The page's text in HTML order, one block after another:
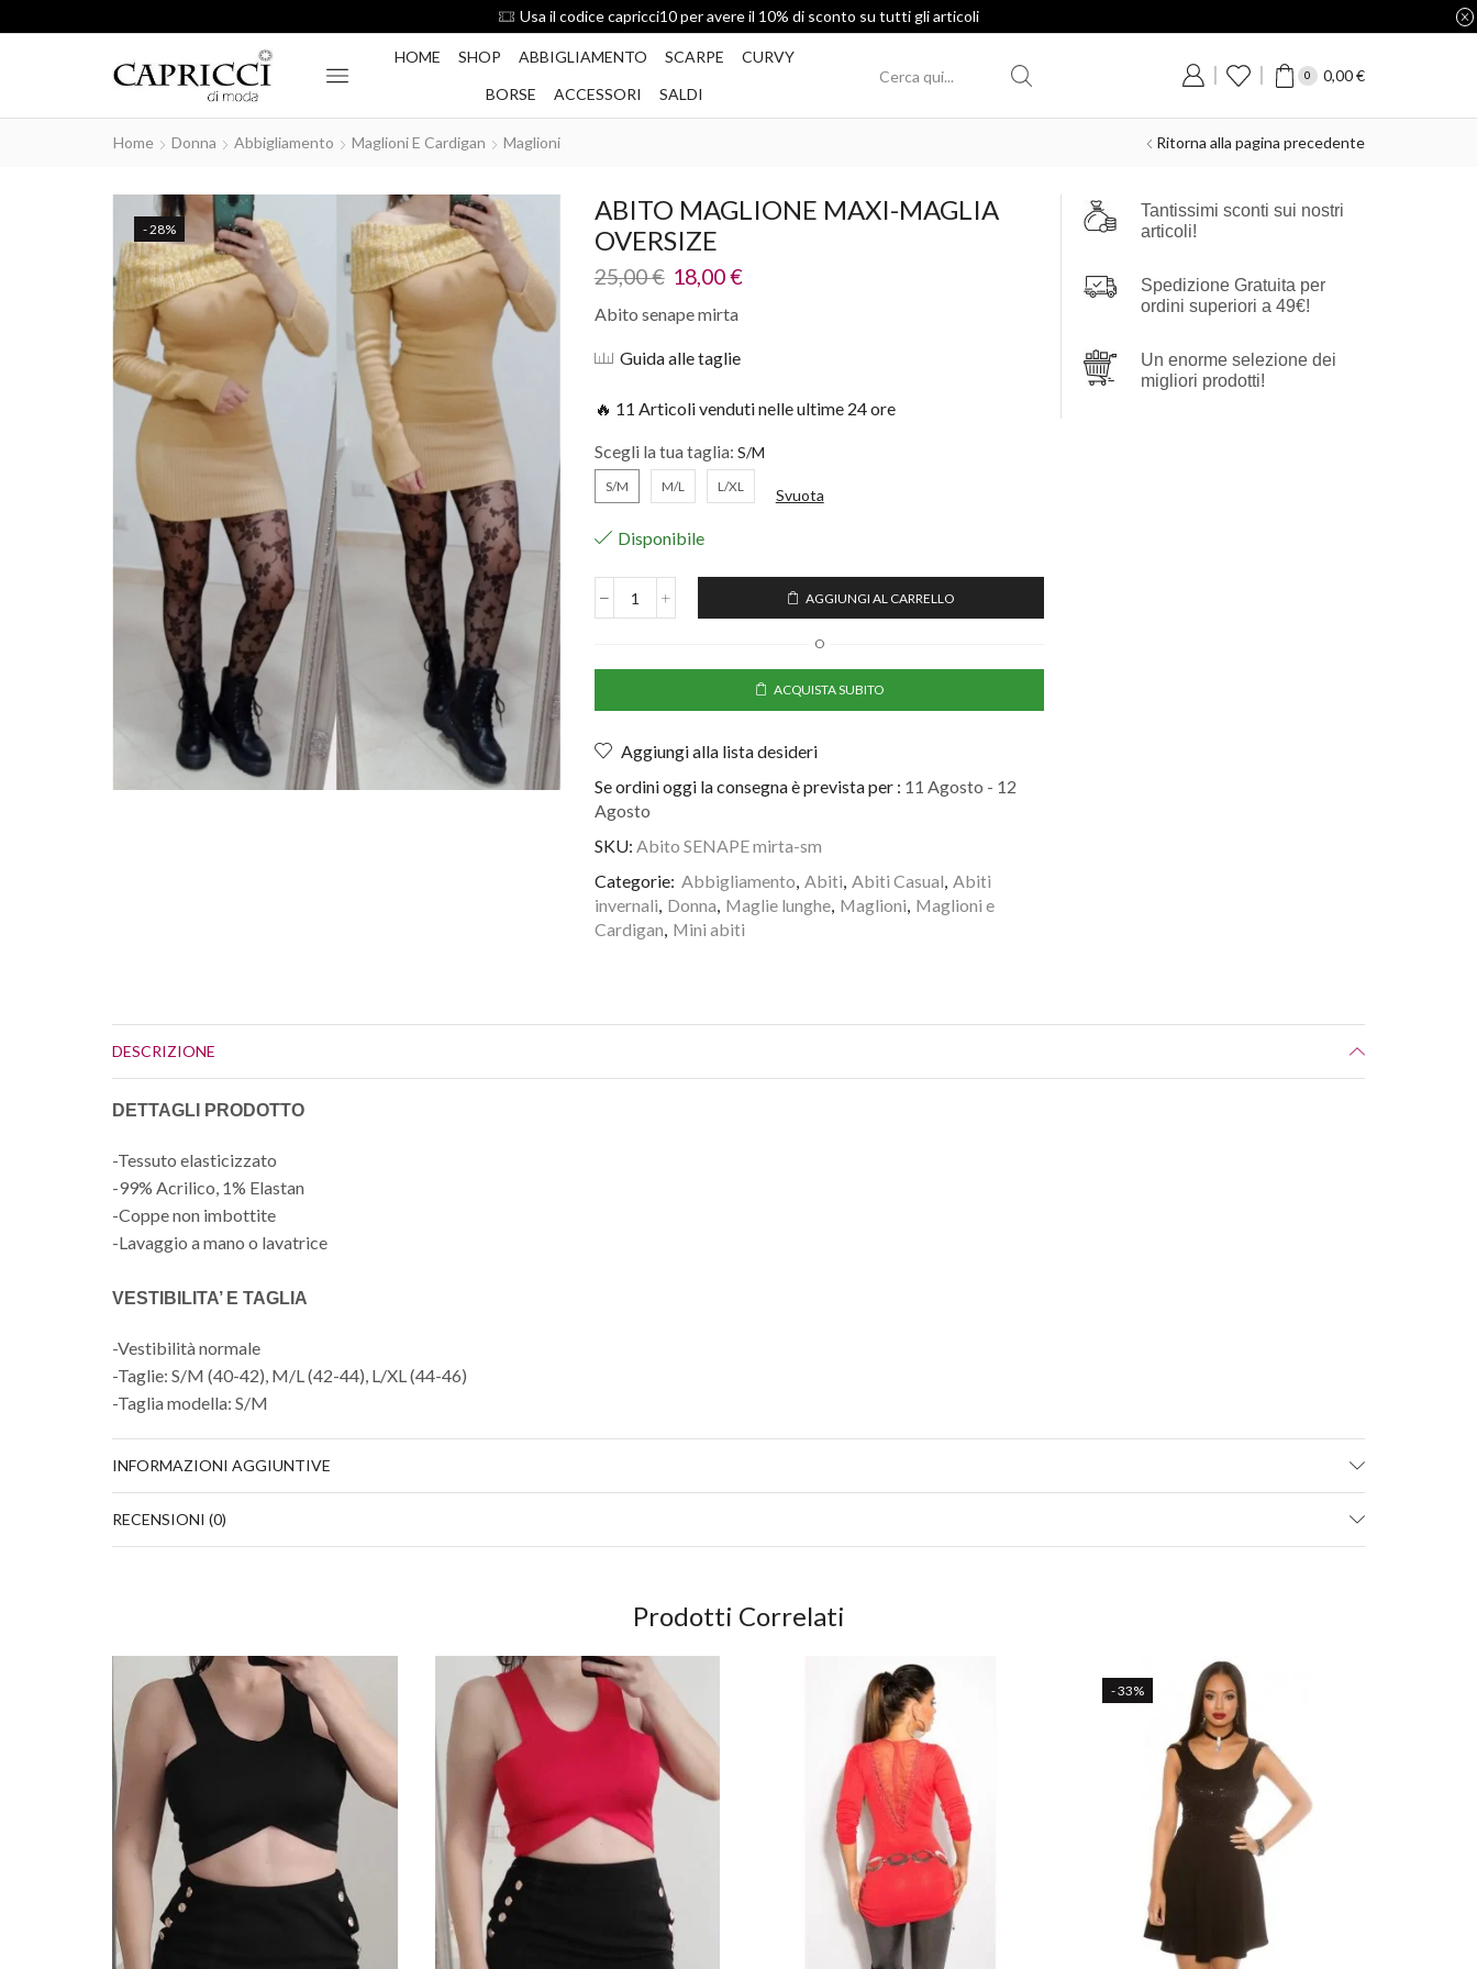
Spedizione Gratis per ordini superiori a 49€
HOME SHOP ABBIGLIAMENTO SCARPE
CURVY
BORSE
ACCESSORI SALDI
0 0,00€
Home Donna Abbigliamento Maglioni E Cardigan Maglioni Ritorna alla pagina precedente
- 28%
ABITO MAGLIONE MAXI-MAGLIA
OVERSIZE
25,00€ 18,00€
Abito senape mirta
Guida alle taglie
🔥 11 Articoli venduti nelle ultime 24 ore
Scegli la tua taglia:
S/M M/L L/XL Svuota
Disponibile
AGGIUNGI AL CARRELLO
O
ACQUISTA SUBITO
Aggiungi alla lista desideri
Se ordini oggi la consegna è prevista per : 11 Agosto - 12
Agosto
SKU: Abito SENAPE mirta-sm
Categorie: Abbigliamento Abiti Abiti Casual Abiti
invernali Donna Maglie lunghe, Maglioni Maglioni e
Cardigan Mini abiti
Tantissimi sconti sui nostri
articoli!
Spedizione Gratuita per
ordini superiori a 49€!
Un enorme selezione dei
migliori prodotti!
DESCRIZIONE
DETTAGLI PRODOTTO
-Tessuto elasticizzato
-99% Acrilico, 1% Elastan
-Coppe non imbottite
-Lavaggio a mano o lavatrice
VESTIBILITA’ E TAGLIA
-Vestibilità normale
-Taglie: S/M (40-42), M/L (42-44), L/XL (44-46)
-Taglia modella: S/M
INFORMAZIONI AGGIUNTIVE
RECENSIONI (0)
Prodotti Correlati
- 33%